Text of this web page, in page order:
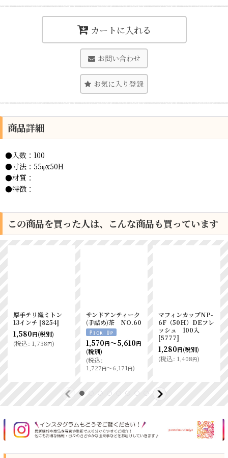
カートに入れる
お問い合わせ
お気に入り登録
商品詳細
●入数：100
●寸法：55φx50H
●材質：
●特徴：
この商品を買った人は、こんな商品も買っています
厚手テリ織ミトン
13インチ [8254]
1,580円(税別)
(税込: 1,738円)
サンドアンティーク
(手詰め)茶 NO.60
1,570円～5,610円
(税別)
(税込:
1,727円～6,171円)
マフィンカップNP-
6F（50Ｈ）DEフレ
ッシュ 100入
[5777]
1,280円(税別)
(税込: 1,408円)